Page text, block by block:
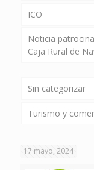
ICO
Noticia
Caja Rural de
Sin categorizar
Turismo y
17 mayo, 2024